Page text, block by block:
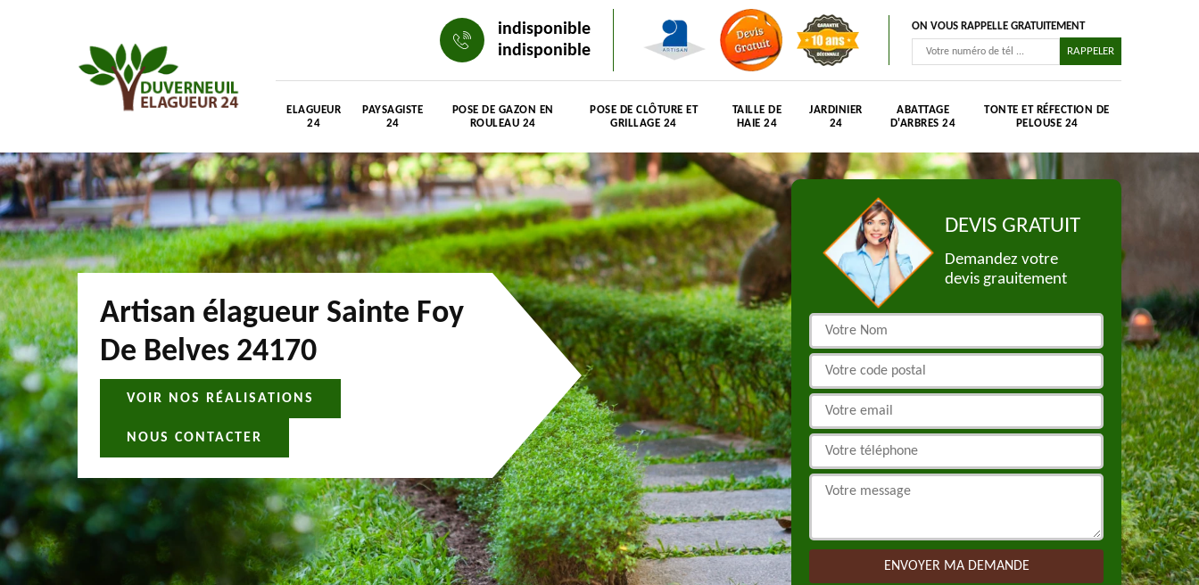
indisponible
indisponible
ON VOUS RAPPELLE GRATUITEMENT
ELAGUEUR
24
PAYSAGISTE
24
POSE DE GAZON EN
ROULEAU 24
POSE DE CLÔTURE ET
GRILLAGE 24
TAILLE DE
HAIE 24
JARDINIER
24
ABATTAGE
D'ARBRES 24
TONTE ET RÉFECTION DE
PELOUSE 24
Artisan élagueur Sainte Foy
De Belves 24170
VOIR NOS RÉALISATIONS
NOUS CONTACTER
DEVIS GRATUIT
Demandez votre
devis grauitement